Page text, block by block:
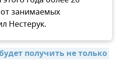
занимаемых
Нестерук.
получить не только